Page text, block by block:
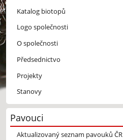
Katalog biotopů
Logo společnosti
O společnosti
Předsednictvo
Projekty
Stanovy
Pavouci
Aktualizovaný seznam pavouků ČR